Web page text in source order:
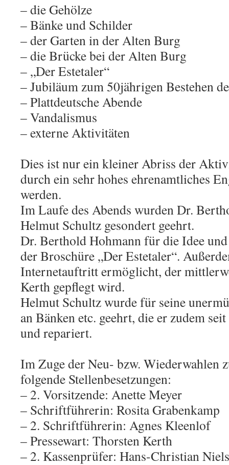
– die Gehölze
– Bänke und Schilder
– der Garten in der Alten Burg
– die Brücke bei der Alten Burg
– „Der Estetaler“
– Jubiläum zum 50jährigen Bestehen
– Plattdeutsche Abende
– Vandalismus
– externe Aktivitäten
Dies ist nur ein kleiner Abriss der
durch ein sehr hohes ehrenamtliches
werden.
Im Laufe des Abends wurden Dr.
Helmut Schultz gesondert geehrt.
Dr. Berthold Hohmann für die Idee
der Broschüre „Der Estetaler“.
Internetauftritt ermöglicht, der
Kerth gepflegt wird.
Helmut Schultz wurde für seine
an Bänken etc. geehrt, die er zudem
und repariert.
Im Zuge der Neu- bzw. Wiederwahlen
folgende Stellenbesetzungen:
– 2. Vorsitzende: Anette Meyer
– Schriftführerin: Rosita Grabenkamp
– 2. Schriftführerin: Agnes Kleenlof
– Pressewart: Thorsten Kerth
– 2. Kassenprüfer: Hans-Christian